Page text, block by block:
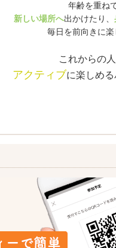
年齢を重ね
新しい場所へ出かけたり、
毎日を前向きに
これからの人
アクティブに楽しめ